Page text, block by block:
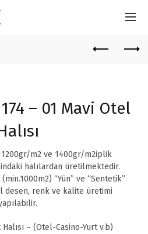
– 01 Mavi Otel
m2 ve 1400gr/m2iplik
halılardan üretilmektedir.
“Yün” ve “Sentetik”
desen, renk ve kalite üretimi
Halısı – (Otel-Casino-Yurt v.b)